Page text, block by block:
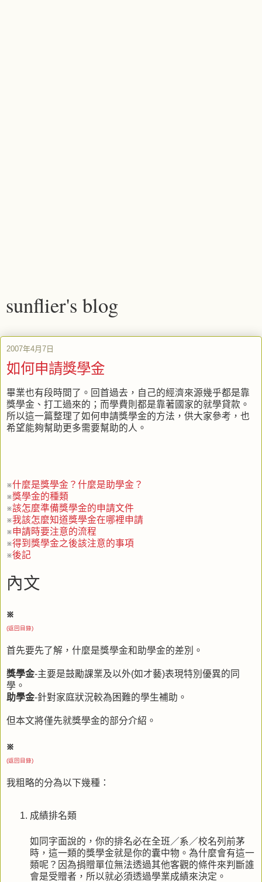
sunflier's blog
2007年4月7日
如何申請獎學金
畢業也有段時間了。回首過去，自己的經濟來源幾乎都是靠
獎學金、打工過來的；而學費則都是靠著國家的就學貸款。
所以這一篇整理了如何申請獎學金的方法，供大家參考，也
希望能夠幫助更多需要幫助的人。
※什麼是獎學金？什麼是助學金？
※獎學金的種類
※該怎麼準備獎學金的申請文件
※我該怎麼知道獎學金在哪裡申請
※申請時要注意的流程
※得到獎學金之後該注意的事項
※後記
內文
※
(返回目錄)
首先要先了解，什麼是獎學金和助學金的差別。
獎學金-主要是鼓勵課業及以外(如才藝)表現特別優異的同
學。
助學金-針對家庭狀況較為困難的學生補助。
但本文將僅先就獎學金的部分介紹。
※
(返回目錄)
我粗略的分為以下幾種：
成績排名類
如同字面說的，你的排名必在全班／系／校名列前茅
時，這一類的獎學金就是你的囊中物。為什麼會有這一
類呢？因為捐贈單位無法透過其他客觀的條件來判斷誰
會是受贈者，所以就必須透過學業成績來決定。